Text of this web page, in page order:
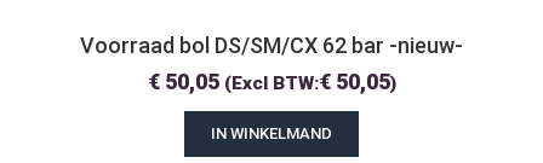
Voorraad bol DS/SM/CX 62 bar -nieuw-
€50,05 (Excl BTW:€50,05)
IN WINKELMAND